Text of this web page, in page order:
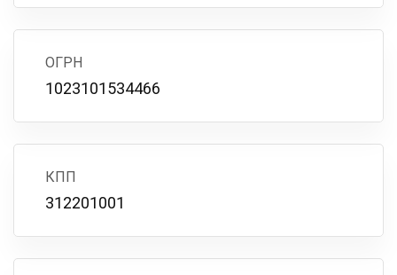
ОГРН
1023101534466
КПП
312201001